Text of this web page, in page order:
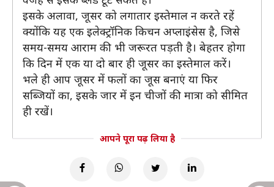
इसके अलावा, जूसर को लगातार इस्तेमाल न करते रहें
क्योंकि यह एक इलेक्ट्रॉनिक किचन अप्लाइंसेस है, जिसे
समय-समय आराम की भी जरूरत पड़ती है। बेहतर होगा
कि दिन में एक या दो बार ही जूसर का इस्तेमाल करें।
भले ही आप जूसर में फलों का जूस बनाएं या फिर
सब्जियों का, इसके जार में इन चीजों की मात्रा को सीमित
ही रखें।
आपने पूरा पढ़ लिया है